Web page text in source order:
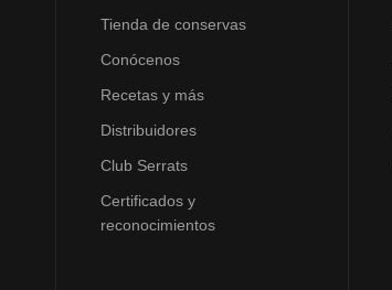
Tienda de conservas
Conócenos
Recetas y más
Distribuidores
Club Serrats
Certificados y
reconocimientos